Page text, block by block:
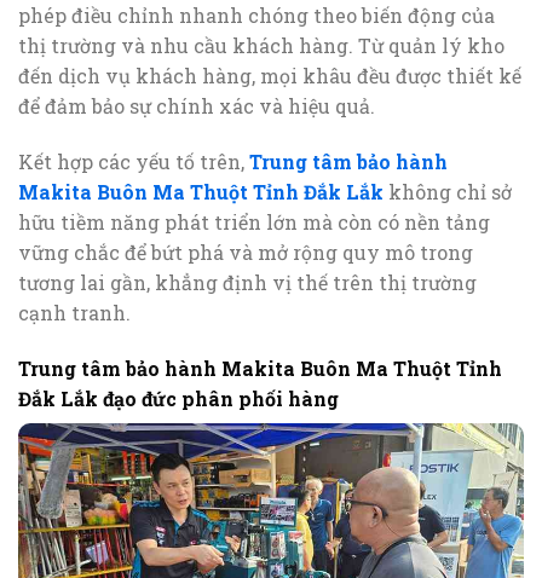
phép điều chỉnh nhanh chóng theo biến động của
thị trường và nhu cầu khách hàng. Từ quản lý kho
đến dịch vụ khách hàng, mọi khâu đều được thiết kế
để đảm bảo sự chính xác và hiệu quả.
Kết hợp các yếu tố trên,Trung tâm bảo hành
Makita Buôn Ma Thuột Tỉnh Đắk Lắk không chỉ sở
hữu tiềm năng phát triển lớn mà còn có nền tảng
vững chắc để bứt phá và mở rộng quy mô trong
tương lai gần, khẳng định vị thế trên thị trường
cạnh tranh.
Trung tâm bảo hành Makita Buôn Ma Thuột Tỉnh
Đắk Lắk đạo đức phân phối hàng